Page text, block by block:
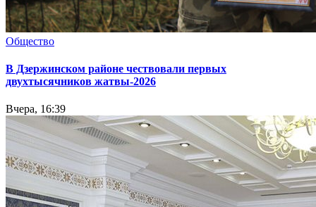
Общество
В Дзержинском районе чествовали первых
двухтысячников жатвы-2026
Вчера, 16:39